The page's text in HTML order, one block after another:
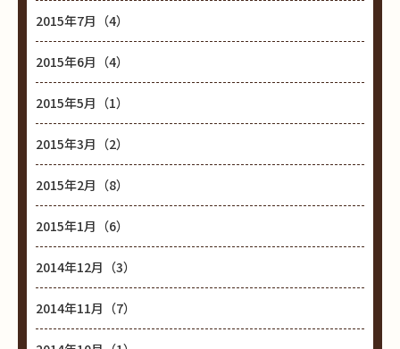
2015年7月（4）
2015年6月（4）
2015年5月（1）
2015年3月（2）
2015年2月（8）
2015年1月（6）
2014年12月（3）
2014年11月（7）